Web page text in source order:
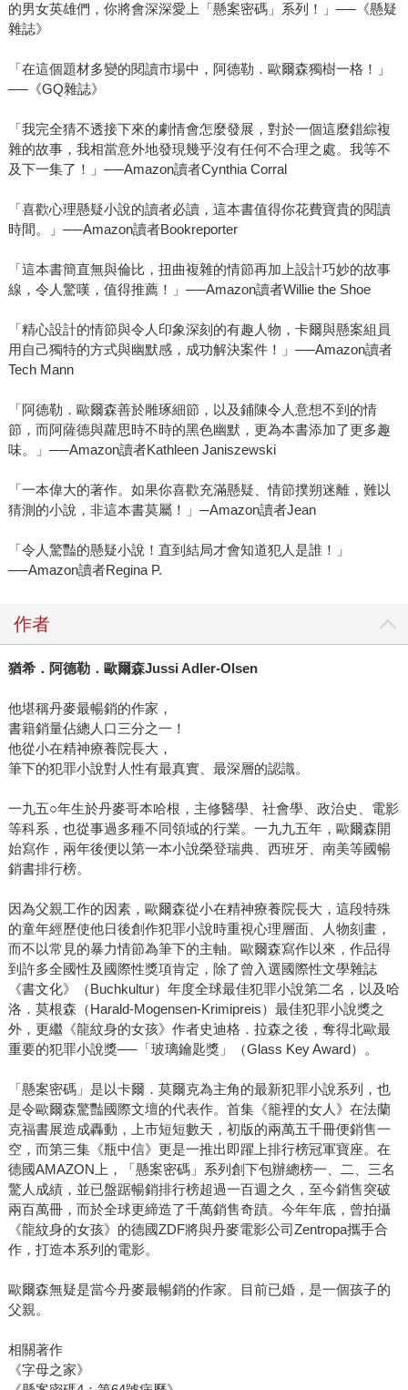
的男女英雄們，你將會深深愛上「懸案密碼」系列！」──《懸疑
雜誌》
「在這個題材多變的閱讀市場中，阿德勒．歐爾森獨樹一格！」
──《GQ雜誌》
「我完全猜不透接下來的劇情會怎麼發展，對於一個這麼錯綜複
雜的故事，我相當意外地發現幾乎沒有任何不合理之處。我等不
及下一集了！」──Amazon讀者Cynthia Corral
「喜歡心理懸疑小說的讀者必讀，這本書值得你花費寶貴的閱讀
時間。」──Amazon讀者Bookreporter
「這本書簡直無與倫比，扭曲複雜的情節再加上設計巧妙的故事
線，令人驚嘆，值得推薦！」──Amazon讀者Willie the Shoe
「精心設計的情節與令人印象深刻的有趣人物，卡爾與懸案組員
用自己獨特的方式與幽默感，成功解決案件！」──Amazon讀者
Tech Mann
「阿德勒．歐爾森善於雕琢細節，以及鋪陳令人意想不到的情
節，而阿薩德與蘿思時不時的黑色幽默，更為本書添加了更多趣
味。」──Amazon讀者Kathleen Janiszewski
「一本偉大的著作。如果你喜歡充滿懸疑、情節撲朔迷離，難以
猜測的小說，非這本書莫屬！」─Amazon讀者Jean
「令人驚豔的懸疑小說！直到結局才會知道犯人是誰！」
──Amazon讀者Regina P.
作者
猶希．阿德勒．歐爾森Jussi Adler-Olsen
他堪稱丹麥最暢銷的作家，
書籍銷量佔總人口三分之一！
他從小在精神療養院長大，
筆下的犯罪小說對人性有最真實、最深層的認識。
一九五○年生於丹麥哥本哈根，主修醫學、社會學、政治史、電影
等科系，也從事過多種不同領域的行業。一九九五年，歐爾森開
始寫作，兩年後便以第一本小說榮登瑞典、西班牙、南美等國暢
銷書排行榜。
因為父親工作的因素，歐爾森從小在精神療養院長大，這段特殊
的童年經歷使他日後創作犯罪小說時重視心理層面、人物刻畫，
而不以常見的暴力情節為筆下的主軸。歐爾森寫作以來，作品得
到許多全國性及國際性獎項肯定，除了曾入選國際性文學雜誌
《書文化》（Buchkultur）年度全球最佳犯罪小說第二名，以及哈
洛．莫根森（Harald-Mogensen-Krimipreis）最佳犯罪小說獎之
外，更繼《龍紋身的女孩》作者史迪格．拉森之後，奪得北歐最
重要的犯罪小說獎──「玻璃鑰匙獎」（Glass Key Award）。
「懸案密碼」是以卡爾．莫爾克為主角的最新犯罪小說系列，也
是令歐爾森驚豔國際文壇的代表作。首集《籠裡的女人》在法蘭
克福書展造成轟動，上市短短數天，初版的兩萬五千冊便銷售一
空，而第三集《瓶中信》更是一推出即躍上排行榜冠軍寶座。在
德國AMAZON上，「懸案密碼」系列創下包辦總榜一、二、三名
驚人成績，並已盤踞暢銷排行榜超過一百週之久，至今銷售突破
兩百萬冊，而於全球更締造了千萬銷售奇蹟。今年年底，曾拍攝
《龍紋身的女孩》的德國ZDF將與丹麥電影公司Zentropa攜手合
作，打造本系列的電影。
歐爾森無疑是當今丹麥最暢銷的作家。目前已婚，是一個孩子的
父親。
相關著作
《字母之家》